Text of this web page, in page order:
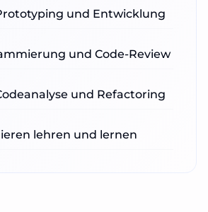
und Entwicklung
und Code-Review
und Refactoring
lehren und lernen